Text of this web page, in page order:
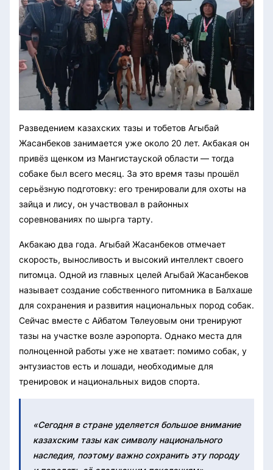
Разведением казахских тазы и тобетов Агыбай
Жасанбеков занимается уже около 20 лет. Акбакая он
привёз щенком из Мангистауской области — тогда
собаке был всего месяц. За это время тазы прошёл
серьёзную подготовку: его тренировали для охоты на
зайца и лису, он участвовал в районных
соревнованиях по шырга тарту.
Акбакаю два года. Агыбай Жасанбеков отмечает
скорость, выносливость и высокий интеллект своего
питомца. Одной из главных целей Агыбай Жасанбеков
называет создание собственного питомника в Балхаше
для сохранения и развития национальных пород собак.
Сейчас вместе с Айбатом Төлеуовым они тренируют
тазы на участке возле аэропорта. Однако места для
полноценной работы уже не хватает: помимо собак, у
энтузиастов есть и лошади, необходимые для
тренировок и национальных видов спорта.
«Сегодня в стране уделяется большое внимание
казахским тазы как символу национального
наследия, поэтому важно сохранить эту породу